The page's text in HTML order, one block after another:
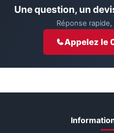
Une question, un
Réponse
Appelez le